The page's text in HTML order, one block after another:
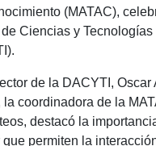
(MATAC),
Ciencias y Tecnologías
de la DACYTI, Oscar
coordinadora de la
destacó la
permiten la